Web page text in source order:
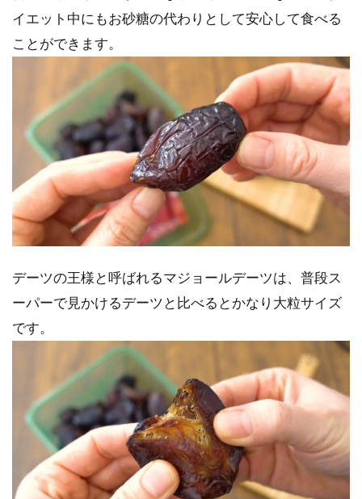
イエット中にもお砂糖の代わりとして安心して食べる
ことができます。
デーツの王様と呼ばれるマジョールデーツは、普段ス
ーパーで見かけるデーツと比べるとかなり大粒サイズ
です。